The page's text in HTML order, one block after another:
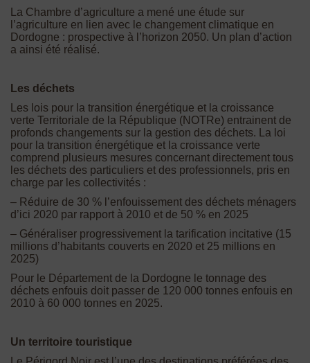
La Chambre d’agriculture a mené une étude sur
l’agriculture en lien avec le changement climatique en
Dordogne : prospective à l’horizon 2050. Un plan d’action
a ainsi été réalisé.
Les déchets
Les lois pour la transition énergétique et la croissance
verte Territoriale de la République (NOTRe) entrainent de
profonds changements sur la gestion des déchets. La loi
pour la transition énergétique et la croissance verte
comprend plusieurs mesures concernant directement tous
les déchets des particuliers et des professionnels, pris en
charge par les collectivités :
– Réduire de 30 % l’enfouissement des déchets ménagers
d’ici 2020 par rapport à 2010 et de 50 % en 2025
– Généraliser progressivement la tarification incitative (15
millions d’habitants couverts en 2020 et 25 millions en
2025)
Pour le Département de la Dordogne le tonnage des
déchets enfouis doit passer de 120 000 tonnes enfouis en
2010 à 60 000 tonnes en 2025.
Un territoire touristique